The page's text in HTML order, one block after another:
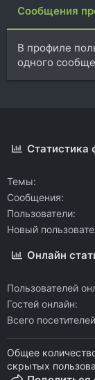
Сообщения
В профиле
одного
Статистика
Темы
Сообщения
Пользователи
Новый
Онлайн
Пользователей
Гостей онлайн
Всего посетителей
Общее
скрытых